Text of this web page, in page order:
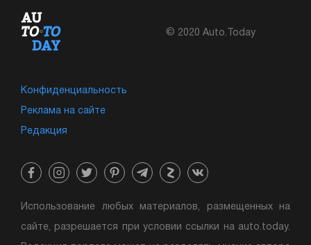
© 2020 Auto.Today
Конфиденциальность
Реклама на сайте
Редакция
Использование любых материалов, размещенных на
сайте, разрешается при условии ссылки на auto.today.